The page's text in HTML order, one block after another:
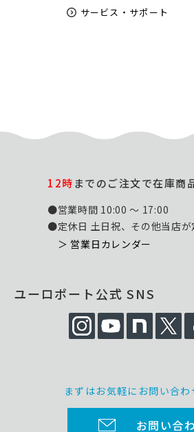
サービス・サポート
12時までのご注文で在庫商
●営業時間 10:00 ～ 17:00
●定休日 土日祝、その他当店が
＞ 営業日カレンダー
ユーロポート公式 SNS
まずはお気軽にお問い合わ
お問い合